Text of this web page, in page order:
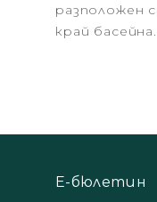
разположен
край басейна.
Е-бюлетин